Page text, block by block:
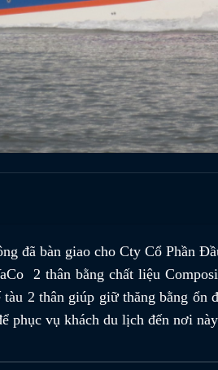
đã bàn giao cho Cty Cổ Phần
2 thân bằng chất liệu
2 thân giúp giữ thăng bằng
phục vụ khách du lịch đến nơi